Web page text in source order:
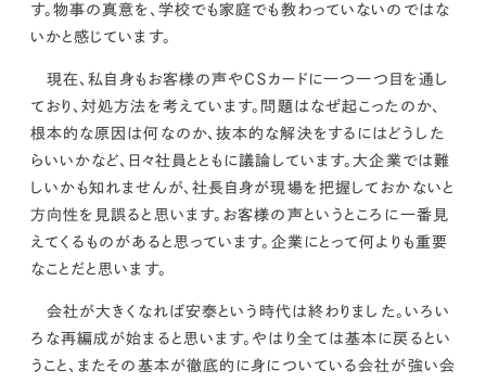
す。物事の真意を、学校でも家庭でも教わっていないのではな
いかと感じています。
現在、私自身もお客様の声やＣＳカードに一つ一つ目を通し
ており、対処方法を考えています。 問題はなぜ起こったのか、
根本的な原因は何なのか、抜本的な解決をするにはどうした
らいいかなど、日々社員とともに議論しています。大企業では難
しいかも知れませんが、社長自身が現場を把握しておかないと
方向性を見誤ると思います。 お客様の声というところに一番見
えてくるものがあると思っています。企業にとって何よりも重要
なことだと思います。
会社が大きくなれば安泰という時代は終わりました。いろい
ろな再編成が始まると思います。 やはり全ては基本に戻るとい
うこと、またその基本が徹底的に身についている会社が強い会